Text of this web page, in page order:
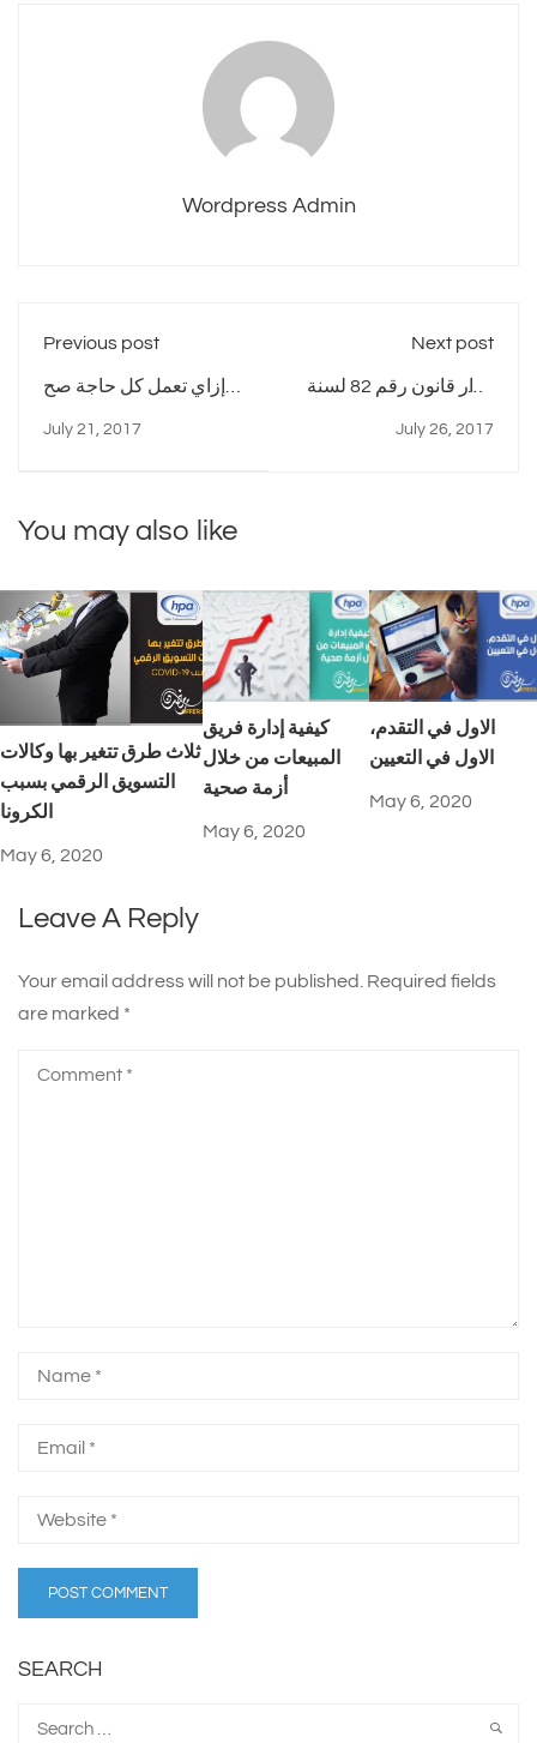
Wordpress Admin
Previous post
إزاي تعمل كل حاجة صح
July 21, 2017
Next post
قرار قانون رقم 82 لسنة
July 26, 2017
You may also like
ثلاث طرق تتغير بها وكالات
التسويق الرقمي بسبب
الكرونا
May 6, 2020
كيفية إدارة فريق
المبيعات من خلال
أزمة صحية
May 6, 2020
الاول في التقدم،
الاول في التعيين
May 6, 2020
Leave A Reply
Your email address will not be published. Required fields
are marked *
SEARCH